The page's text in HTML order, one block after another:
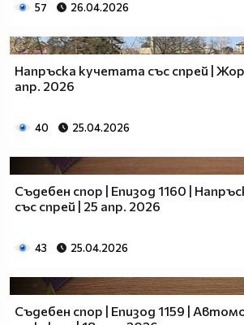
57 26.04.2026
Напръска кучетата със спрей |
апр. 2026
40 25.04.2026
Съдебен спор | Епизод 1160 |
със спрей | 25 апр. 2026
43 25.04.2026
Съдебен спор | Епизод 1159 |